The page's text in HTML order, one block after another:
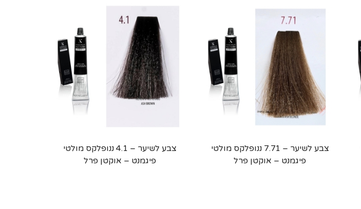
צבע לשיער – 7.71 ננופלקס מולטי
פיגמנט – אוקטן פרל
צבע לשיער – 4.1 ננופלקס מולטי
פיגמנט – אוקטן פרל